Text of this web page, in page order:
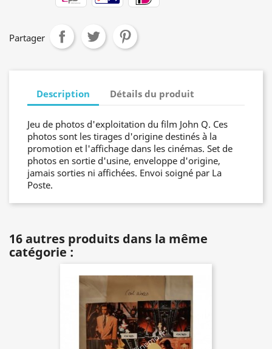
Partager
Description Détails du produit
Jeu de photos d'exploitation du film John Q. Ces
photos sont les tirages d'origine destinés à la
promotion et l'affichage dans les cinémas. Set de
photos en sortie d'usine, enveloppe d'origine,
jamais sorties ni affichées. Envoi soigné par La
Poste.
16 autres produits dans la même
catégorie :